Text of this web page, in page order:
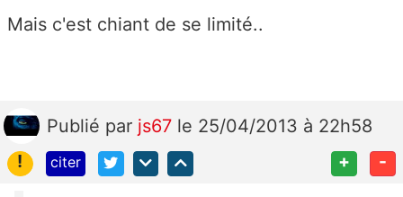
Mais c'est chiant de se limité..
Publié par js67 le 25/04/2013 à 22h58
!
citer + -